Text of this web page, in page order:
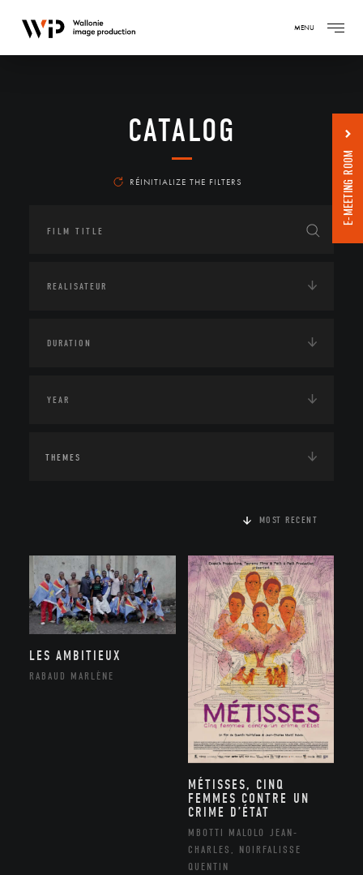
MENU
CATALOG
RÉINITIALIZE THE FILTERS
THEMES
MOST RECENT
LES AMBITIEUX
RABAUD MARLÈNE
MÉTISSES, CINQ
FEMMES CONTRE UN
CRIME D’ÉTAT
MBOTTI MALOLO JEAN-
CHARLES, NOIRFALISSE
QUENTIN
E-MEETING ROOM